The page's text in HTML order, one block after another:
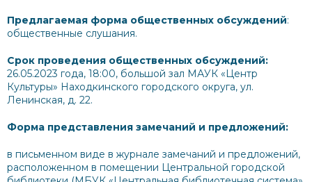
Предлагаемая форма общественных обсуждений:
общественные слушания.
Срок проведения общественных обсуждений:
26.05.2023 года, 18:00, большой зал МАУК «Центр
Культуры» Находкинского городского округа, ул.
Ленинская, д. 22.
Форма представления замечаний и предложений:
в письменном виде в журнале замечаний и предложений,
расположенном в помещении Центральной городской